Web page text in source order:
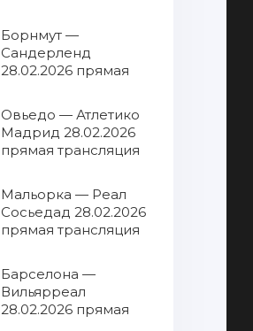
Борнмут —
Сандерленд
28.02.2026 прямая
Овьедо — Атлетико
Мадрид 28.02.2026
прямая трансляция
Мальорка — Реал
Сосьедад 28.02.2026
прямая трансляция
Барселона —
Вильярреал
28.02.2026 прямая